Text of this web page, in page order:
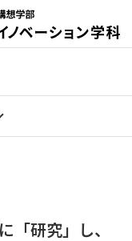
「研究」し、